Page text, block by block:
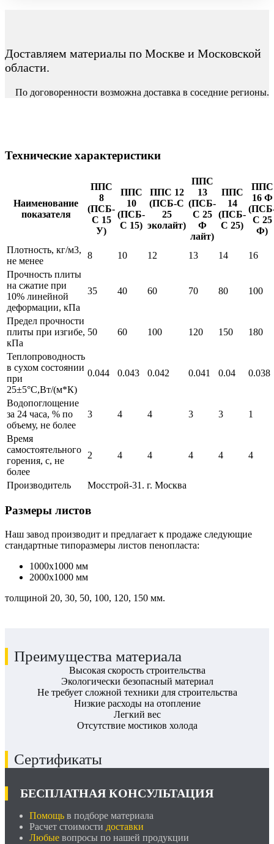
Доставляем материалы по Москве и Московской
области.
По договоренности возможна доставка в соседние регионы.
Технические характеристики
Наименование
показателя
ППС
8
(ПСБ-
С 15
У)
ППС
10
(ПСБ-
С 15)
ППС 12
(ПСБ-С
25
эколайт)
ППС
13
(ПСБ-
С 25
Ф
лайт)
ППС
14
(ПСБ-
С 25)
ППС
16 Ф
С 25
Ф)
Плотность, кг/м3,
не менее
8 10 12 13 14
16
Прочность плиты
на сжатие при
10% линейной
деформации, кПa
35 40 60 70 80 100
Предел прочности
плиты при изгибе,
кПa
50 60 100 120 150 180
Теплопроводность
в сухом состоянии
при
25±5°C,Вт/(м*К)
0.044 0.043 0.042 0.041 0.04 0.038
Водопоглощение
за 24 часа, % по
объему, не более
3 4 4 3 3 1
Время
самостоятельного
горения, с, не
более
2 4 4 4 4 4
Производитель Мосстрой-31. г. Москва
Размеры листов
Наш завод производит и предлагает к продаже следующие
стандартные типоразмеры листов пенопласта:
1000х1000 мм
2000х1000 мм
толщиной 20, 30, 50, 100, 120, 150 мм.
Преимущества материала
Высокая скорость строительства
Экологически безопасный материал
Не требует сложной техники для строительства
Низкие расходы на отопление
Легкий вес
Отсутствие мостиков холода
Сертификаты
БЕСПЛАТНАЯ КОНСУЛЬТАЦИЯ
Помощь в подборе материала
Расчет стоимости доставки
Любые вопросы по нашей продукции